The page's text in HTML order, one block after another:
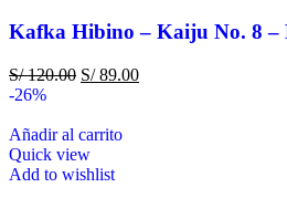
Kafka Hibino – Kaiju No. 8 –
S/120.00 S/89.00
-26%
Añadir al carrito
Quick view
Add to wishlist